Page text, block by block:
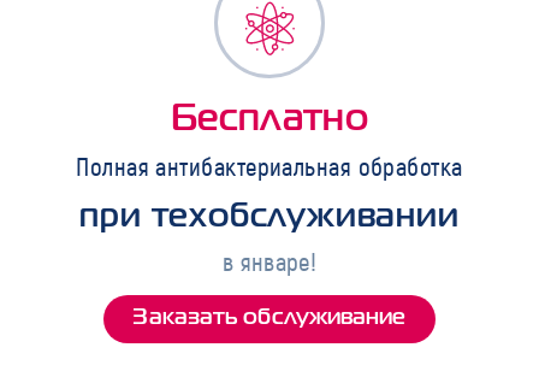
Бесплатно
Полная антибактериальная обработка
при техобслуживании
в январе!
Заказать обслуживание